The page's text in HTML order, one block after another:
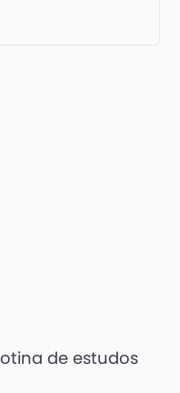
de estudos